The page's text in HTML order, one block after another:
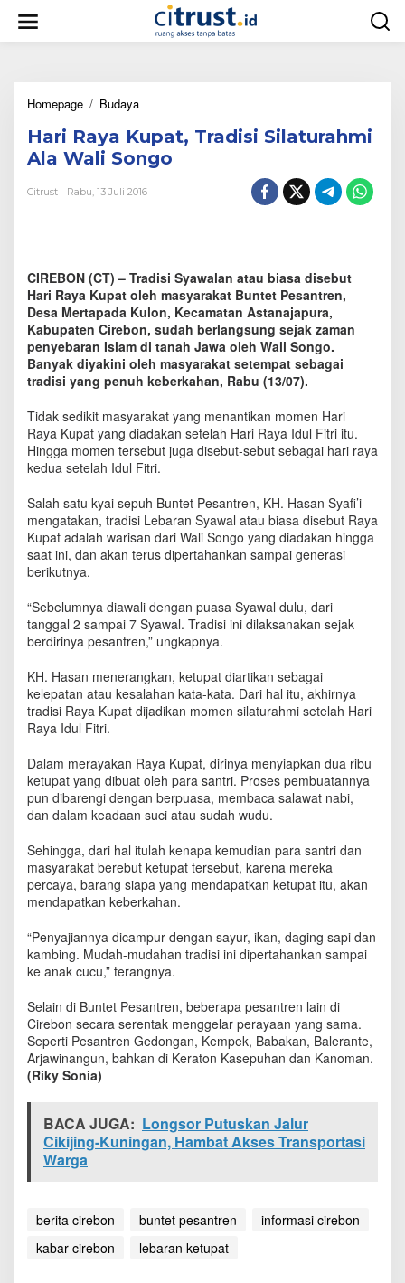
w
Homepage / Budaya
r
i
R
a
y
a
t
,
T
r
a
d
s
i
S
i
t
u
r
a
i
A
l
W
a
l
i
o
n
g
o
Hari Raya Kupat, Tradisi Silaturahmi
Ala Wali Songo
Citrust Rabu, 13 Juli 2016
CIREBON (CT) – Tradisi Syawalan atau biasa disebut
Hari Raya Kupat oleh masyarakat Buntet Pesantren,
Desa Mertapada Kulon, Kecamatan Astanajapura,
Kabupaten Cirebon, sudah berlangsung sejak zaman
penyebaran Islam di tanah Jawa oleh Wali Songo.
Banyak diyakini oleh masyarakat setempat sebagai
tradisi yang penuh keberkahan, Rabu (13/07).
‎Tidak sedikit masyarakat yang menantikan momen Hari
Raya Kupat yang diadakan setelah Hari Raya Idul Fitri itu.
Hingga momen tersebut juga disebut-sebut sebagai hari raya
kedua setelah Idul Fitri.
Salah satu kyai sepuh Buntet Pesantren, KH. Hasan Syafi’i
mengatakan, tradisi Lebaran Syawal atau biasa disebut Raya
Kupat adalah warisan dari Wali Songo yang diadakan hingga
saat ini, dan akan terus dipertahankan sampai generasi
berikutnya.‎
“Sebelumnya diawali dengan puasa Syawal dulu, dari
tanggal 2 sampai 7 Syawal. Tradisi ini dilaksanakan sejak
berdirinya pesantren,” ungkapnya.
KH. Hasan menerangkan, ketupat diartikan sebagai
kelepatan atau kesalahan kata-kata. Dari hal itu, akhirnya
tradisi Raya Kupat dijadikan momen silaturahmi setelah Hari
Raya Idul Fitri.
Dalam merayakan Raya Kupat, dirinya menyiapkan dua ribu
ketupat yang dibuat oleh para santri. Proses pembuatannya
pun dibarengi dengan berpuasa, membaca salawat nabi,
dan ‎dalam keadaan suci atau sudah wudu.
Sehingga, dari hal itulah kenapa kemudian para santri dan
masyarakat berebut ketupat tersebut, karena mereka
percaya, barang siapa yang mendapatkan ketupat itu, akan
mendapatkan keberkahan.
“Penyajiannya dicampur dengan sayur, ikan, daging sapi dan
kambing. Mudah-mudahan tradisi ini dipertahankan sampai
ke anak cucu,” terangnya.
S‎elain di Buntet Pesantren, beberapa pesantren lain di
Cirebon secara serentak menggelar perayaan yang sama.
Seperti Pesantren Gedongan, Kempek, Babakan, Balerante,
Arjawinangun, bahkan di Keraton Kasepuhan dan Kanoman.
(Riky Sonia)
BACA JUGA: Longsor Putuskan Jalur
Cikijing-Kuningan, Hambat Akses Transportasi
Warga
berita cirebon buntet pesantren
informasi cirebon
kabar cirebon
lebaran ketupat